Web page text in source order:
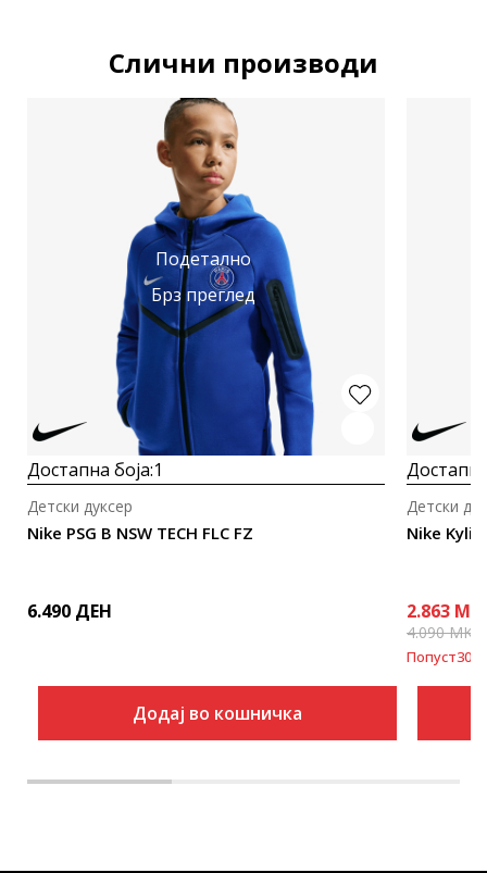
Слични производи
Подетално
Брз преглед
Достапна боја:1
Nike PSG B NSW TECH FLC FZ
Детски дуксер
6.490 ДЕН
Додај во кошничка
Nike
Детски
2.863
4.090MKD
Попуст30